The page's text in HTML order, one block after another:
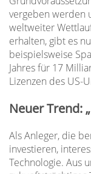
vergeben werden
weltweiter
erhalten, gibt es
beispielsweise
Jahres für 17
Lizenzen des US-
Neuer Trend:
Als Anleger, die
investieren,
Technologie. Aus